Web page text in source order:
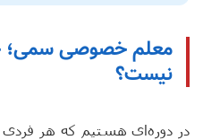
معلم خصوصی سمی؛
نیست؟
در دوره‌ای هستیم که هر فردی